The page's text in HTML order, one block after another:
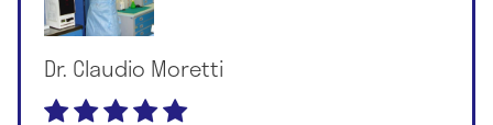
Dr. Claudio Moretti